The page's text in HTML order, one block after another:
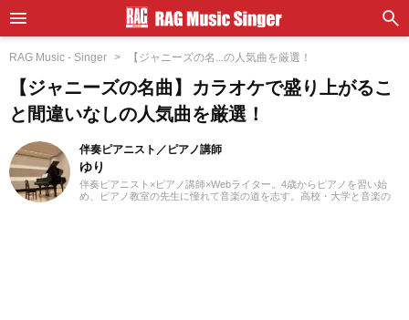
RAG Music - Singer 【ジャニーズの名...の人気曲を厳選！
【ジャニーズの名曲】カラオケで盛り上がるこ
と間違いなしの人気曲を厳選！
伴奏ピアニスト／ピアノ講師
ゆり
伴奏ピアニスト×ピアノ講師×Webライター。4歳からピアノを習い始
め、ピアノ教室の先生に憧れて音楽の道を志す。高校・大学と音楽の